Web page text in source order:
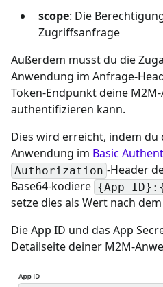
scope: Die
Zugriffsanfrage
Außerdem musst du die
Anwendung im Anfrage-
Token-Endpunkt deine
authentifizieren kann.
Dies wird erreicht, indem du
Anwendung im Basic
Authorization -Header
Base64-kodiere {App
setze dies als Wert nach
Die App ID und das App
Detailseite deiner M2M-